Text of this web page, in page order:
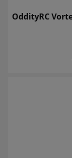
OddityRC